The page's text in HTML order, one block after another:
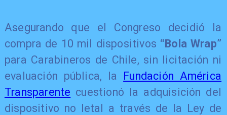
Asegurando que el Congreso decidió la
compra de 10 mil dispositivos “Bola Wrap”
para Carabineros de Chile, sin licitación ni
evaluación pública, la Fundación América
Transparente cuestionó la adquisición del
dispositivo no letal a través de la Ley de